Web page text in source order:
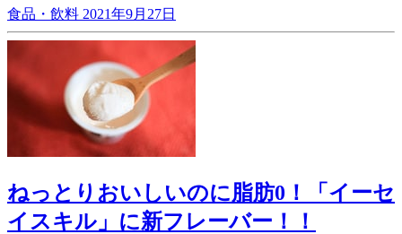
食品・飲料 2021年9月27日
ねっとりおいしいのに脂肪0！「イーセ
イスキル」に新フレーバー！！